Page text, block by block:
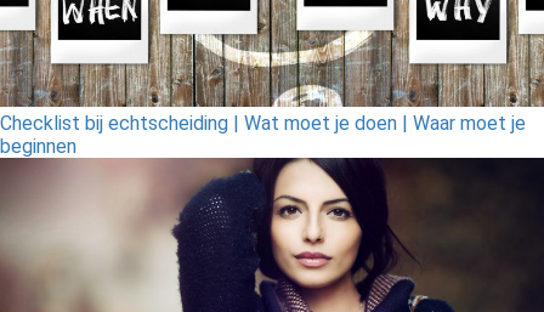
Checklist bij echtscheiding | Wat moet je doen | Waar moet je
beginnen